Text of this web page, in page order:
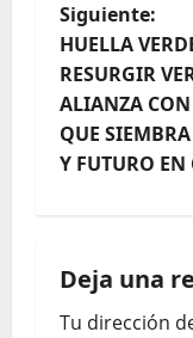
Siguiente:
HUELLA
RESURGIR
ALIANZA CON
QUE
Y FUTURO EN
Deja una
Tu dirección